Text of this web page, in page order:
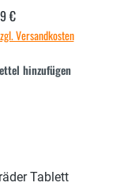
Preis:
€
Versandkosten
hinzufügen